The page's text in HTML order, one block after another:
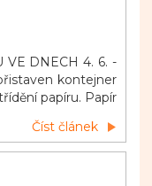
VE DNECH 4. 6. -
kontejner
papíru. Papír
pomáhá přírodě i
Číst článek